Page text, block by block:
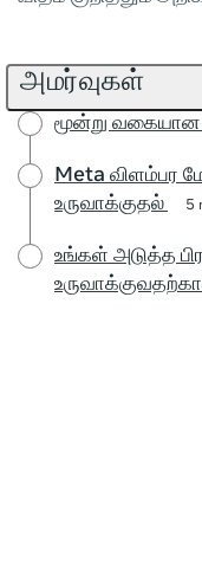
அமர்வுகள்
மூன்று
Meta விளம்பர
உருவாக்குதல்
5
உங்கள் அடுத்த